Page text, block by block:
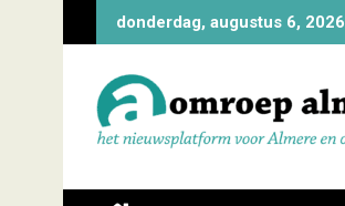
donderdag, augustus 6, 2026